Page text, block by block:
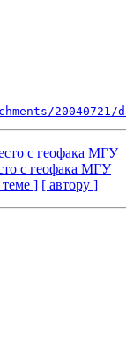
20040721/
с геофака МГУ
с геофака МГУ
теме ] [ автору ]